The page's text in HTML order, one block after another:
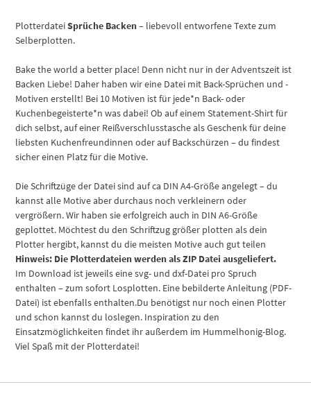
PlotterdateiSprüche Backen– liebevoll entworfene Texte zum
Selberplotten.
Bake the world a better place! Denn nicht nur in der Adventszeit ist
Backen Liebe! Daher haben wir eine Datei mit Back-Sprüchen und -
Motiven erstellt! Bei 10 Motiven ist für jede*n Back- oder
Kuchenbegeisterte*n was dabei! Ob auf einem Statement-Shirt für
dich selbst, auf einer Reißverschlusstasche als Geschenk für deine
liebsten Kuchenfreundinnen oder auf Backschürzen – du findest
sicher einen Platz für die Motive.
Die Schriftzüge der Datei sind auf ca DIN A4-Größe angelegt – du
kannst alle Motive aber durchaus noch verkleinern oder
vergrößern. Wir haben sie erfolgreich auch in DIN A6-Größe
geplottet. Möchtest du den Schriftzug größer plotten als dein
Plotter hergibt, kannst du die meisten Motive auch gut teilen
Hinweis: Die Plotterdateien werden als ZIP Datei ausgeliefert.
Im Download ist jeweils eine svg- und dxf-Datei pro Spruch
enthalten – zum sofort Losplotten. Eine bebilderte Anleitung (PDF-
Datei) ist ebenfalls enthalten.Du benötigst nur noch einen Plotter
und schon kannst du loslegen. Inspiration zu den
Einsatzmöglichkeiten findet ihr außerdem im Hummelhonig-Blog.
Viel Spaß mit der Plotterdatei!